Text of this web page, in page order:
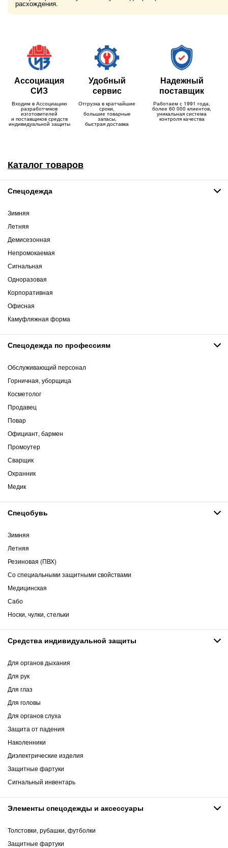
расхождения.
Ассоциация
СИЗ
Входим в Ассоциацию
разработчиков
изготовителей
и поставщиков средств
индивидуальной защиты
Удобный
сервис
Отгрузка в кратчайшие
сроки,
большие товарные
запасы,
быстрая доставка
Надежный
поставщик
Работаем с 1991 года,
более 60 000 клиентов,
уникальная система
контроля качества
Каталог товаров
Спецодежда
Зимняя
Летняя
Демисезонная
Непромокаемая
Сигнальная
Одноразовая
Корпоративная
Офисная
Камуфляжная форма
Спецодежда по профессиям
Обслуживающий персонал
Горничная, уборщица
Косметолог
Продавец
Повар
Официант, бармен
Промоутер
Сварщик
Охранник
Медик
Спецобувь
Зимняя
Летняя
Резиновая (ПВХ)
Со специальными защитными свойствами
Медицинская
Сабо
Носки, чулки, стельки
Средства индивидуальной защиты
Для органов дыхания
Для рук
Для глаз
Для головы
Для органов слуха
Защита от падения
Наколенники
Диэлектрические изделия
Защитные фартуки
Сигнальный инвентарь
Элементы спецодежды и аксессуары
Толстовки, рубашки, футболки
Защитные фартуки